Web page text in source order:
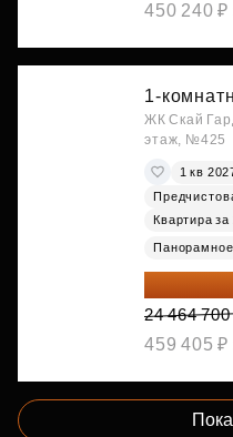
450 240 ₽
1-
ЖК Скай
этаж, №425
1 кв
Квартира
Панорамное
20 305
24 464
459 405 ₽